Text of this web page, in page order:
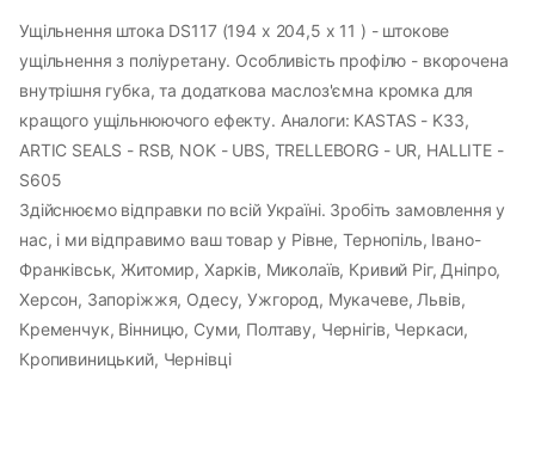
Закладки
Інформація
Каталог
Кабінет клієнта
Кошик
Статті
Доставка і оплата
Ущільнення штока DS117 (194 х 204,5 х 11 ) - штокове
ущільнення з поліуретану. Особливість профілю - вкорочена
внутрішня губка, та додаткова маслоз'ємна кромка для
кращого ущільнюючого ефекту. Аналоги: KASTAS - K33,
ARTIC SEALS - RSB, NOK - UBS, TRELLEBORG - UR, HALLITE -
S605
Здійснюємо відправки по всій Україні. Зробіть замовлення у
нас, і ми відправимо ваш товар у Рівне, Тернопіль, Івано-
Франківськ, Житомир, Харків, Миколаїв, Кривий Ріг, Дніпро,
Херсон, Запоріжжя, Одесу, Ужгород, Мукачеве, Львів,
Кременчук, Вінницю, Суми, Полтаву, Чернігів, Черкаси,
Кропивиницький, Чернівці